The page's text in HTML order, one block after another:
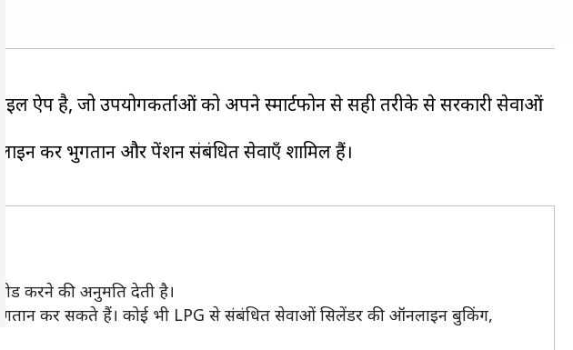
ऐप है, जो उपयोगकर्ताओं को अपने स्मार्टफोन से सही तरीके से सरकारी सेवाओं
कर भुगतान और पेंशन संबंधित सेवाएँ शामिल हैं।
करने की अनुमति देती है।
कर सकते हैं। कोई भी LPG से संबंधित सेवाओं सिलेंडर की ऑनलाइन बुकिंग,